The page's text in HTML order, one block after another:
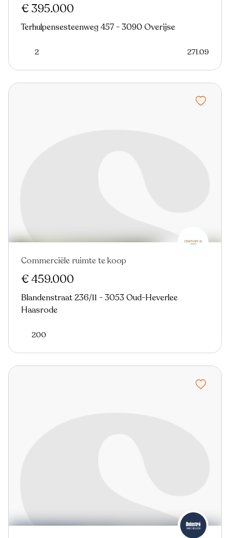
€ 395.000
Terhulpensesteenweg 457 - 3090 Overijse
2 271.09
Commerciële ruimte te koop
€ 459.000
Blandenstraat 236/11 - 3053 Oud-Heverlee
Haasrode
200